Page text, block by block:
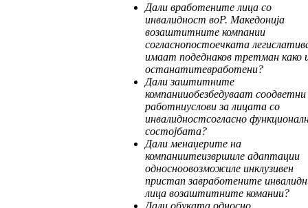
Дали вработените лицасо
инвалидност воР. Македонија
возаштитните компании
согласнопостоечката
имаат подеднаков третманкако
останатитевработени?
Дализаштитните
компанииобезбедуваат соодветни
работниусловизалицата со
инвалидностсогласно
состојбата?
Дали менаџеритена
компаниитеизвршилеадаптации
односноовозможиле инклузивен
пристапзавработените
лица возаштитните комании?
Дали обуката односно